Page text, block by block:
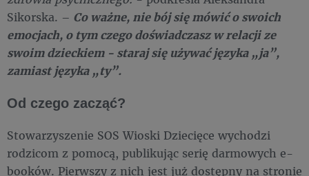
Sikorska. – Co ważne, nie bój się mówić o swoich
emocjach, o tym czego doświadczasz w relacji ze
swoim dzieckiem - staraj się używać języka „ja”,
zamiast języka „ty”.
Od czego zacząć?
Stowarzyszenie SOS Wioski Dziecięce wychodzi
rodzicom z pomocą, publikując serię darmowych e-
booków. Pierwszy z nich jest już dostępny na stronie